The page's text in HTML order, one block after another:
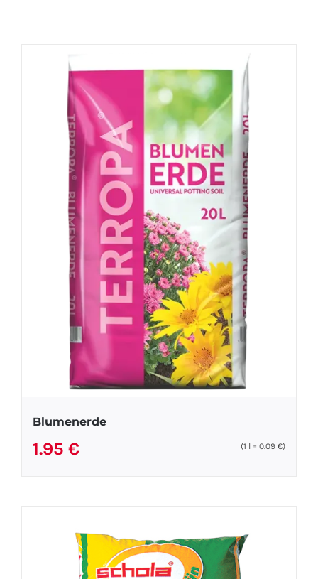
Blumenerde
1.95 € (1 l =0.09€)